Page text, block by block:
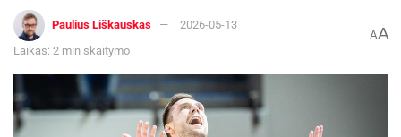
Paulius Liškauskas
2026-05-13
Laikas: 2 min skaitymo
AA